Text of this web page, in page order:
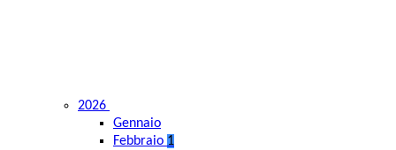
2026
Gennaio
Febbraio 1